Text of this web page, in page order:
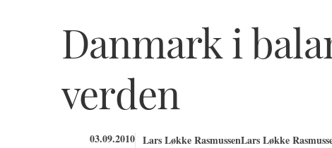
Danmark i
verden
03.09.2010 Lars Løkke RasmussenLars Løkke